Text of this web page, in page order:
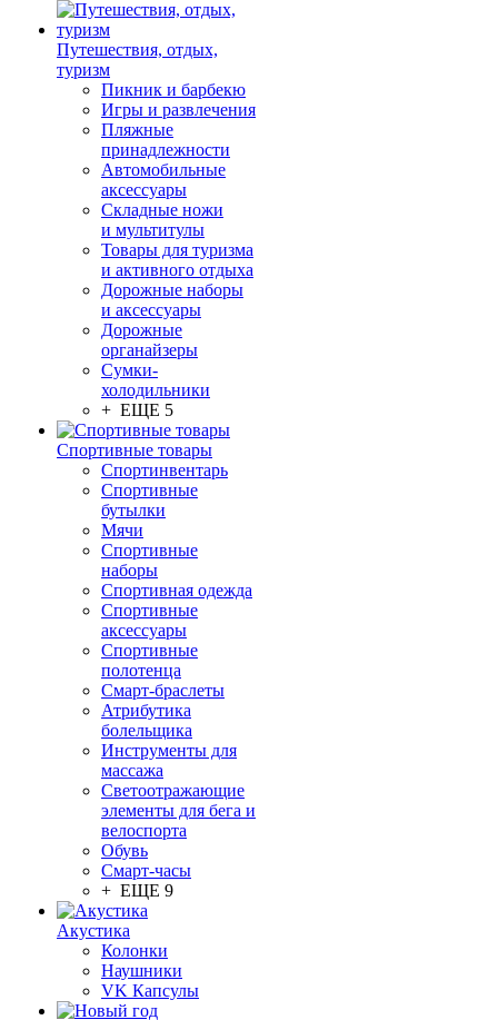
Путешествия, отдых,
туризм
Пикник и барбекю
Игры и развлечения
Пляжные
принадлежности
Автомобильные
аксессуары
Складные ножи
и мультитулы
Товары для туризма
и активного отдыха
Дорожные наборы
и аксессуары
Дорожные
органайзеры
Сумки-
холодильники
+ ЕЩЕ 5
Спортивные товары
Спортинвентарь
Спортивные
бутылки
Мячи
Спортивные
наборы
Спортивная одежда
Спортивные
аксессуары
Спортивные
полотенца
Смарт-браслеты
Атрибутика
болельщика
Инструменты для
массажа
Светоотражающие
элементы для бега и
велоспорта
Обувь
Смарт-часы
+ ЕЩЕ 9
Акустика
Колонки
Наушники
VK Капсулы